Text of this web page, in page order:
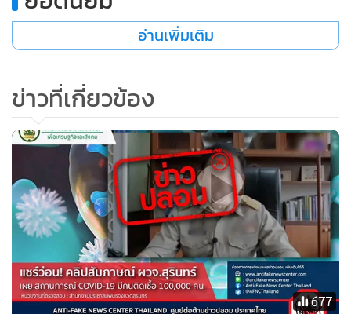
อ่านเพิ่มเติม
ข่าวที่เกี่ยวข้อง
677